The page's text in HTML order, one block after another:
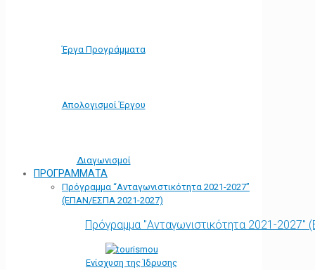
Έργα Προγράμματα
Απολογισμοί Έργου
Διαγωνισμοί
ΠΡΟΓΡΑΜΜΑΤΑ
Πρόγραμμα “Ανταγωνιστικότητα 2021-2027”
(ΕΠΑΝ/ΕΣΠΑ 2021-2027)
Πρόγραμμα "Ανταγωνιστικότητα 2021-
Ενίσχυση της Ίδρυσης